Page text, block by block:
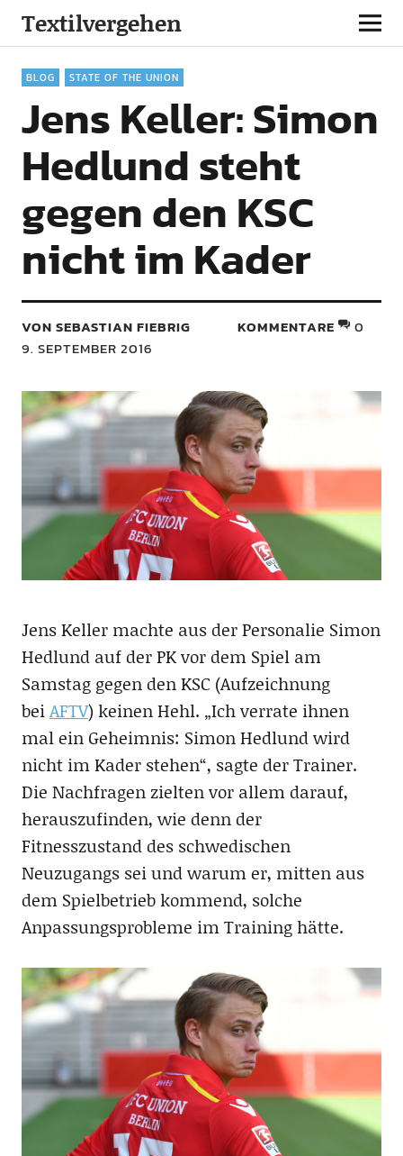
Textilvergehen
BLOG STATE OF THE UNION
Jens Keller: Simon
Hedlund steht
gegen den KSC
nicht im Kader
VON SEBASTIAN FIEBRIG
9. SEPTEMBER 2016
KOMMENTARE 0
Jens Keller machte aus der Personalie Simon
Hedlund auf der PK vor dem Spiel am
Samstag gegen den KSC (Aufzeichnung
beiAFTV) keinen Hehl. „Ich verrate ihnen
mal ein Geheimnis: Simon Hedlund wird
nicht im Kader stehen“, sagte der Trainer.
Die Nachfragen zielten vor allem darauf,
herauszufinden, wie denn der
Fitnesszustand des schwedischen
Neuzugangs sei und warum er, mitten aus
dem Spielbetrieb kommend, solche
Anpassungsprobleme im Training hätte.